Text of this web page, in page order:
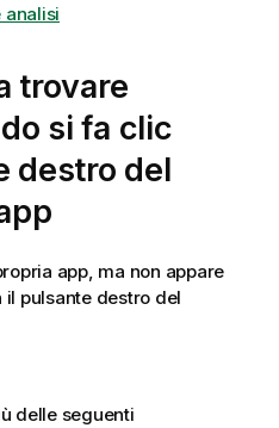
analisi
trovare
si fa clic
destro del
app, ma non appare
pulsante destro del
delle seguenti